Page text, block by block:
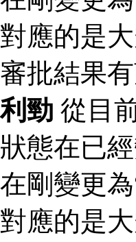
對應的是
審批結果
利勁 從目
狀態在已
在剛變更
對應的是